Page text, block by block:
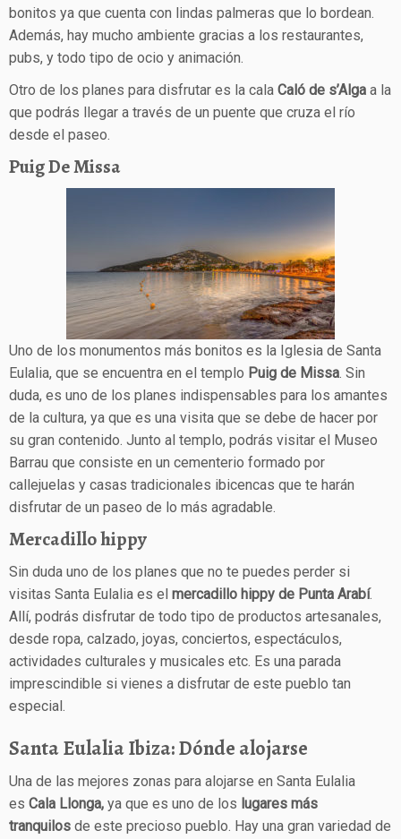
bonitos ya que cuenta con lindas palmeras que lo bordean.
Además, hay mucho ambiente gracias a los restaurantes,
pubs, y todo tipo de ocio y animación.
Otro de los planes para disfrutar es la cala Caló de s’Alga a la
que podrás llegar a través de un puente que cruza el río
desde el paseo.
Puig De Missa
Uno de los monumentos más bonitos es la Iglesia de Santa
Eulalia, que se encuentra en el templo Puig de Missa. Sin
duda, es uno de los planes indispensables para los amantes
de la cultura, ya que es una visita que se debe de hacer por
su gran contenido. Junto al templo, podrás visitar el Museo
Barrau que consiste en un cementerio formado por
callejuelas y casas tradicionales ibicencas que te harán
disfrutar de un paseo de lo más agradable.
Mercadillo hippy
Sin duda uno de los planes que no te puedes perder si
visitas Santa Eulalia es el mercadillo hippy de Punta Arabí.
Allí, podrás disfrutar de todo tipo de productos artesanales,
desde ropa, calzado, joyas, conciertos, espectáculos,
actividades culturales y musicales etc. Es una parada
imprescindible si vienes a disfrutar de este pueblo tan
especial.
Santa Eulalia Ibiza: Dónde alojarse
Una de las mejores zonas para alojarse en Santa Eulalia
es Cala Llonga, ya que es uno de los lugares más
tranquilos de este precioso pueblo. Hay una gran variedad de